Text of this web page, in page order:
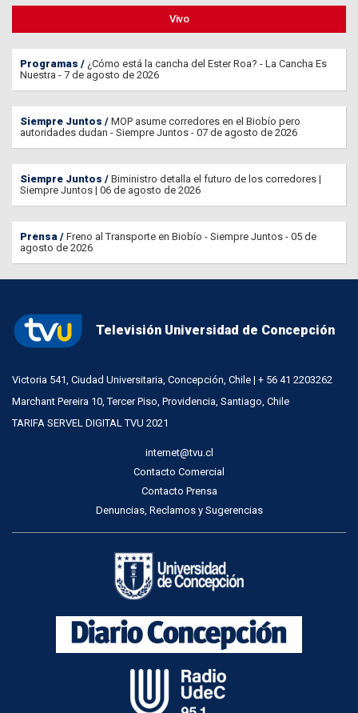
Vivo
Programas
¿Cómo está la cancha del Ester Roa? - La Cancha Es
Nuestra - 7 de agosto de 2026
Siempre Juntos
MOP asume corredores en el Biobío pero
autoridades dudan - Siempre Juntos - 07 de agosto de 2026
Siempre Juntos
Biministro detalla el futuro de los corredores |
Siempre Juntos | 06 de agosto de 2026
Prensa
Freno al Transporte en Biobío - Siempre Juntos - 05 de
agosto de 2026
Televisión Universidad de Concepción
Victoria 541, Ciudad Universitaria, Concepción, Chile | + 56 41 2203262
Marchant Pereira 10, Tercer Piso, Providencia, Santiago, Chile
TARIFA SERVEL DIGITAL TVU 2021
internet@tvu.cl
Contacto Comercial
Contacto Prensa
Denuncias, Reclamos y Sugerencias